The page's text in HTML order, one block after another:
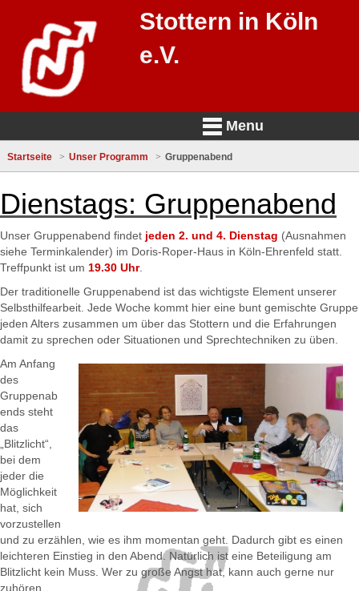
Stottern in Köln
e.V.
Menu
Startseite Unser Programm Gruppenabend
Dienstags: Gruppenabend
Unser Gruppenabend findet jeden 2. und 4. Dienstag (Ausnahmen
siehe Terminkalender) im Doris-Roper-Haus in Köln-Ehrenfeld statt.
Treffpunkt ist um 19.30 Uhr.
Der traditionelle Gruppenabend ist das wichtigste Element unserer
Selbsthilfearbeit. Jede Woche kommt hier eine bunt gemischte Gruppe
jeden Alters zusammen um über das Stottern und die Erfahrungen
damit zu sprechen oder Situationen und Sprechtechniken zu üben.
Am Anfang
des
Gruppenab
ends steht
das
„Blitzlicht“,
bei dem
jeder die
Möglichkeit
hat, sich
vorzustellen
und zu erzählen, wie es ihm momentan geht. Dadurch gibt es einen
leichteren Einstieg in den Abend. Natürlich ist eine Beteiligung am
Blitzlicht kein Muss. Wer zu große Angst hat, kann auch gerne nur
zuhören.